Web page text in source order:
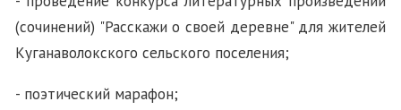
(сочинений) "Расскажи о своей деревне" для жителей
Куганаволокского сельского поселения;
- поэтический марафон;